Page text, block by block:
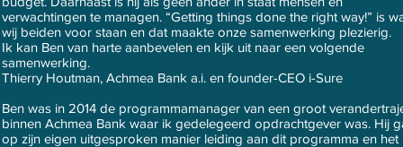
verwachtingen te managen. “Getting things done the right way!” is
wij beiden voor staan en dat maakte onze samenwerking plezierig.
Ik kan Ben van harte aanbevelen en kijk uit naar een volgende
samenwerking.
Thierry Houtman, Achmea Bank a.i. en founder-CEO i-Sure
Ben was in 2014 de programmamanager van een groot
binnen Achmea Bank waar ik gedelegeerd opdrachtgever was. Hij
op zijn eigen uitgesproken manier leiding aan dit programma en het